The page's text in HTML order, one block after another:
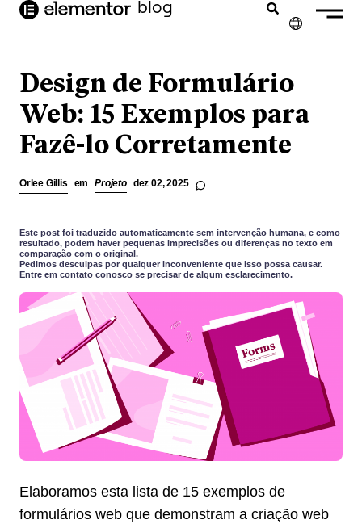
conteúdo
blog
ENGLISH
NEDERLANDS
ITALIANO
Design de Formulário
Web: 15 Exemplos para
Fazê-lo Corretamente
Orlee Gillis em Projeto dez 02, 2025
Este post foi traduzido automaticamente sem intervenção humana, e como
resultado, podem haver pequenas imprecisões ou diferenças no texto em
comparação com o original.
Pedimos desculpas por qualquer inconveniente que isso possa causar.
Entre em contato conosco se precisar de algum esclarecimento.
Elaboramos esta lista de 15 exemplos de
formulários web que demonstram a criação web